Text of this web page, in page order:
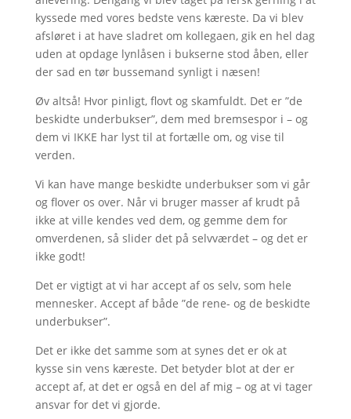
kyssede med vores bedste vens kæreste. Da vi blev
afsløret i at have sladret om kollegaen, gik en hel dag
uden at opdage lynlåsen i bukserne stod åben, eller
der sad en tør bussemand synligt i næsen!
Øv altså! Hvor pinligt, flovt og skamfuldt. Det er ”de
beskidte underbukser”, dem med bremsespor i – og
dem vi IKKE har lyst til at fortælle om, og vise til
verden.
Vi kan have mange beskidte underbukser som vi går
og flover os over. Når vi bruger masser af krudt på
ikke at ville kendes ved dem, og gemme dem for
omverdenen, så slider det på selvværdet – og det er
ikke godt!
Det er vigtigt at vi har accept af os selv, som hele
mennesker. Accept af både ”de rene- og de beskidte
underbukser”.
Det er ikke det samme som at synes det er ok at
kysse sin vens kæreste. Det betyder blot at der er
accept af, at det er også en del af mig – og at vi tager
ansvar for det vi gjorde.